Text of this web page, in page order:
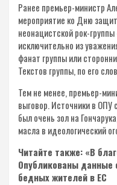
Ранее премьер-министр
мероприятие ко Дню
неонацистской рок-
исключительно из
фанат группы или
Текстов группы, по его
Тем не менее, премьер-
выговор. Источники в ОПУ
был очень зол на
масла в идеологический
Читайте также: «В
Опубликованы данные
бедных жителей в ЕС